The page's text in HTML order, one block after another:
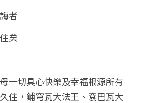
者
矣
一切具心快樂及幸福根源所有
住，鋪穹瓦大法王、袞巴瓦大